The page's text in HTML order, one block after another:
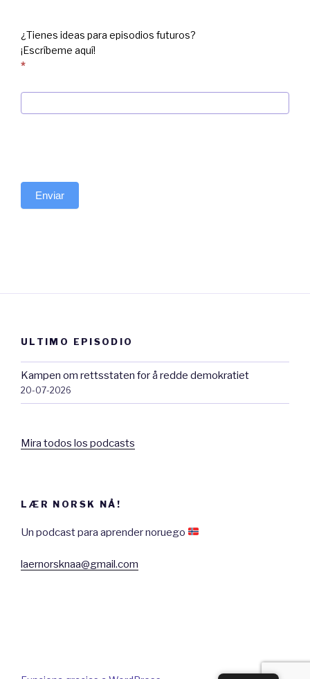
¿Tienes ideas para episodios futuros?
¡Escríbeme aquí!
*
Enviar
ULTIMO EPISODIO
Kampen om rettsstaten for å redde demokratiet
20-07-2026
Mira todos los podcasts
LÆR NORSK NÅ!
Un podcast para aprender noruego
laernorsknaa@gmail.com